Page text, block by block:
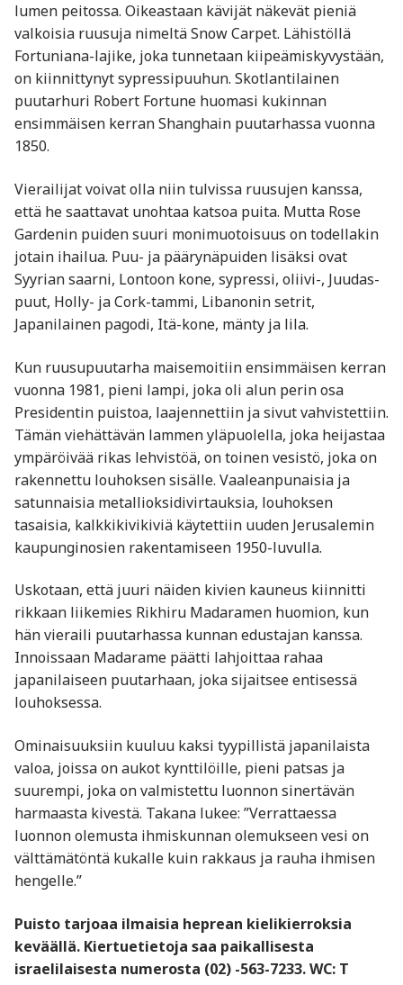
lumen peitossa. Oikeastaan ​​kävijät näkevät pieniä
valkoisia ruusuja nimeltä Snow Carpet. Lähistöllä
Fortuniana-lajike, joka tunnetaan kiipeämiskyvystään,
on kiinnittynyt sypressipuuhun. Skotlantilainen
puutarhuri Robert Fortune huomasi kukinnan
ensimmäisen kerran Shanghain puutarhassa vuonna
1850.
Vierailijat voivat olla niin tulvissa ruusujen kanssa,
että he saattavat unohtaa katsoa puita. Mutta Rose
Gardenin puiden suuri monimuotoisuus on todellakin
jotain ihailua. Puu- ja päärynäpuiden lisäksi ovat
Syyrian saarni, Lontoon kone, sypressi, oliivi-, Juudas-
puut, Holly- ja Cork-tammi, Libanonin setrit,
Japanilainen pagodi, Itä-kone, mänty ja lila.
Kun ruusupuutarha maisemoitiin ensimmäisen kerran
vuonna 1981, pieni lampi, joka oli alun perin osa
Presidentin puistoa, laajennettiin ja sivut vahvistettiin.
Tämän viehättävän lammen yläpuolella, joka heijastaa
ympäröivää rikas lehvistöä, on toinen vesistö, joka on
rakennettu louhoksen sisälle. Vaaleanpunaisia ​​ja
satunnaisia ​​metallioksidivirtauksia, louhoksen
tasaisia, kalkkikivikiviä käytettiin uuden Jerusalemin
kaupunginosien rakentamiseen 1950-luvulla.
Uskotaan, että juuri näiden kivien kauneus kiinnitti
rikkaan liikemies Rikhiru Madaramen huomion, kun
hän vieraili puutarhassa kunnan edustajan kanssa.
Innoissaan Madarame päätti lahjoittaa rahaa
japanilaiseen puutarhaan, joka sijaitsee entisessä
louhoksessa.
Ominaisuuksiin kuuluu kaksi tyypillistä japanilaista
valoa, joissa on aukot kynttilöille, pieni patsas ja
suurempi, joka on valmistettu luonnon sinertävän
harmaasta kivestä. Takana lukee: ”Verrattaessa
luonnon olemusta ihmiskunnan olemukseen vesi on
välttämätöntä kukalle kuin rakkaus ja rauha ihmisen
hengelle.”
Puisto tarjoaa ilmaisia ​​heprean kielikierroksia
keväällä. Kiertuetietoja saa paikallisesta
israelilaisesta numerosta (02) -563-7233. WC: T